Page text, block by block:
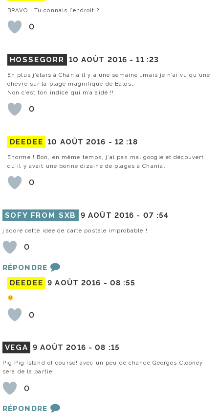
BRAVO ! Tu connais l’endroit ?
0
HOSSEGORR 10 AOÛT 2016 -11 :23
En plus j’étais à Chania il y a une semaine …mais je n’ai vu qu’une
chèvre sur la plage magnifique de Balos…
Non c’est ton indice qui m’a aidé !!
0
DEEDEE 10 AOÛT 2016 - 12 :18
Enorme ! Bon, en même temps, j’ai pas mal googlé et découvert
qu’il y avait une bonne dizaine de plages à Chania…
0
SOFY FROM SXB 9 AOÛT 2016 - 07 :54
j’adore cette idée de carte postale improbable !
0
RÉPONDRE
DEEDEE 9 AOÛT 2016 - 08 :55
0
VEGA 9 AOÛT 2016 -08 :15
Pig Pig Island of course! avec un peu de chance Georges Clooney
sera de la partie!
0
RÉPONDRE